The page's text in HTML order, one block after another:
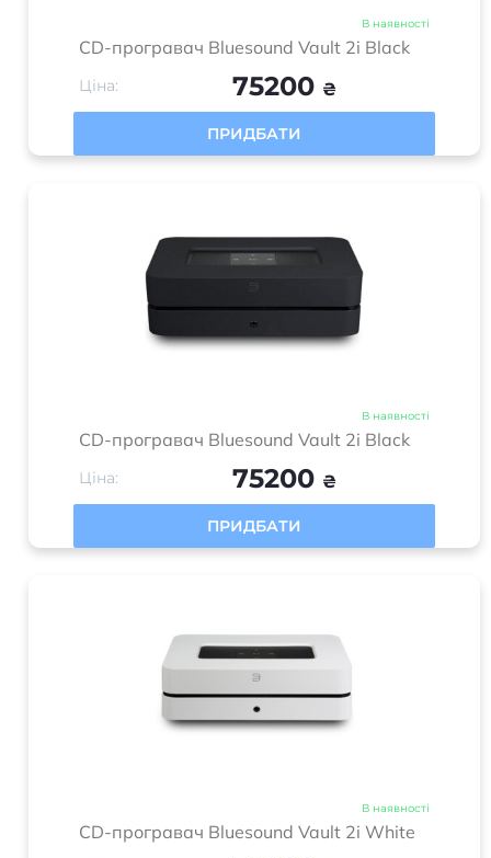
В наявності
CD-програвач Bluesound Vault 2i Black
Ціна: 75200 ₴
ПРИДБАТИ
В наявності
CD-програвач Bluesound Vault 2i Black
Ціна: 75200 ₴
ПРИДБАТИ
В наявності
CD-програвач Bluesound Vault 2i White